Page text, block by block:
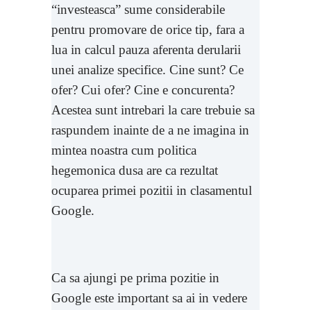
“investeasca” sume considerabile
pentru promovare de orice tip, fara a
lua in calcul pauza aferenta derularii
unei analize specifice. Cine sunt? Ce
ofer? Cui ofer? Cine e concurenta?
Acestea sunt intrebari la care trebuie sa
raspundem inainte de a ne imagina in
mintea noastra cum politica
hegemonica dusa are ca rezultat
ocuparea primei pozitii in clasamentul
Google.
Ca sa ajungi pe prima pozitie in
Google este important sa ai in vedere